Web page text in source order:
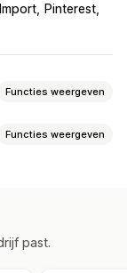
Pinterest
Functies weergeven
Functies weergeven
past.